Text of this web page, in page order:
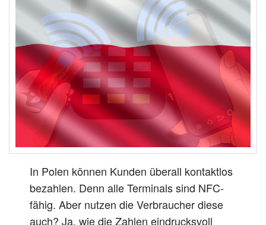
In Polen können Kunden überall kontaktlos
bezahlen. Denn alle Terminals sind NFC-
fähig. Aber nutzen die Verbraucher diese
auch? Ja, wie die Zahlen eindrucksvoll